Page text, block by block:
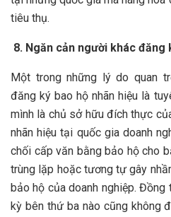
tiêu thụ.
8. Ngăn cản người khác đăng
Một trong những lý do quan
đăng ký bao hộ nhãn hiệu là
mình là chủ sở hữu đích thực
nhãn hiệu tại quốc gia doanh
chối cấp văn bằng bảo hộ cho
trùng lặp hoặc tương tự gây
bảo hộ của doanh nghiệp.
kỳ bên thứ ba nào cũng không